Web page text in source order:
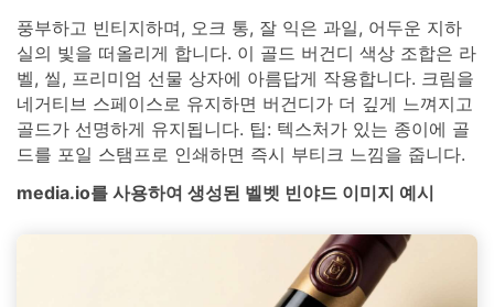
풍부하고 빈티지하며, 오크 통, 잘 익은 과일, 어두운 지하
실의 빛을 떠올리게 합니다. 이 골드 버건디 색상 조합은 라
벨, 씰, 프리미엄 선물 상자에 아름답게 작용합니다. 크림을
네거티브 스페이스로 유지하면 버건디가 더 깊게 느껴지고
골드가 선명하게 유지됩니다. 팁: 텍스처가 있는 종이에 골
드를 포일 스탬프로 인쇄하면 즉시 부티크 느낌을 줍니다.
media.io를 사용하여 생성된 벨벳 빈야드 이미지 예시